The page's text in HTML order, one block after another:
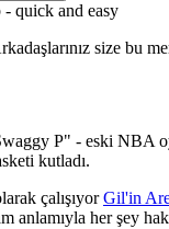
- quick and easy
size bu
P" - eski NBA
kutladı.
çalışıyorGil'in
anlamıyla her şey